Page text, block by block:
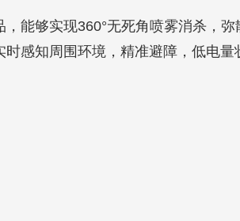
，能够实现360°无死角喷雾消杀，弥
感知周围环境，精准避障，低电量